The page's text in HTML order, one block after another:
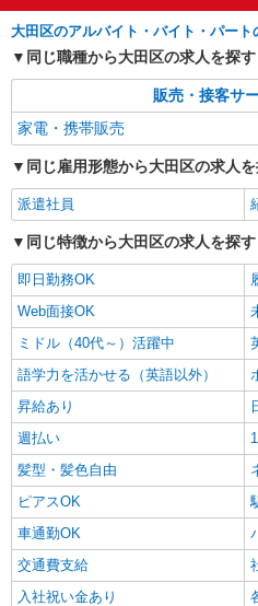
大田区のアルバイト・バイト・パート
同じ職種から大田区の求人を探す
販売・接客サ
家電・携帯販売
同じ雇用形態から大田区の求人
派遣社員
同じ特徴から大田区の求人を探す
即日勤務OK
Web面接OK
ミドル（40代～）活躍中
語学力を活かせる（英語以外）
昇給あり
週払い
髪型・髪色自由
ピアスOK
車通勤OK
交通費支給
入社祝い金あり